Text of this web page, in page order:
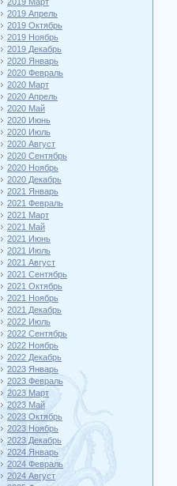
2019 Апрель
2019 Октябрь
2019 Ноябрь
2019 Декабрь
2020 Январь
2020 Февраль
2020 Март
2020 Апрель
2020 Май
2020 Июнь
2020 Июль
2020 Август
2020 Сентябрь
2020 Ноябрь
2020 Декабрь
2021 Январь
2021 Февраль
2021 Март
2021 Май
2021 Июнь
2021 Июль
2021 Август
2021 Сентябрь
2021 Октябрь
2021 Ноябрь
2021 Декабрь
2022 Июль
2022 Сентябрь
2022 Ноябрь
2022 Декабрь
2023 Январь
2023 Февраль
2023 Март
2023 Май
2023 Октябрь
2023 Ноябрь
2023 Декабрь
2024 Январь
2024 Февраль
2024 Август